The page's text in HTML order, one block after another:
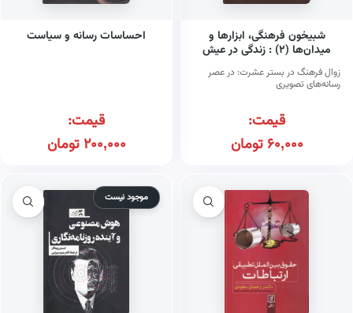
شبیخون فرهنگی، ابزارها و
میدان‌ها (۲) : زندگی در عیش
مردن در خوشی
زوال فرهنگ در بستر عشرت: در عصر
رسانه‌های تصویری
قیمت:
60,000 تومان
احساسات رسانه و سیاست
قیمت:
200,000تومان
موجود نیست